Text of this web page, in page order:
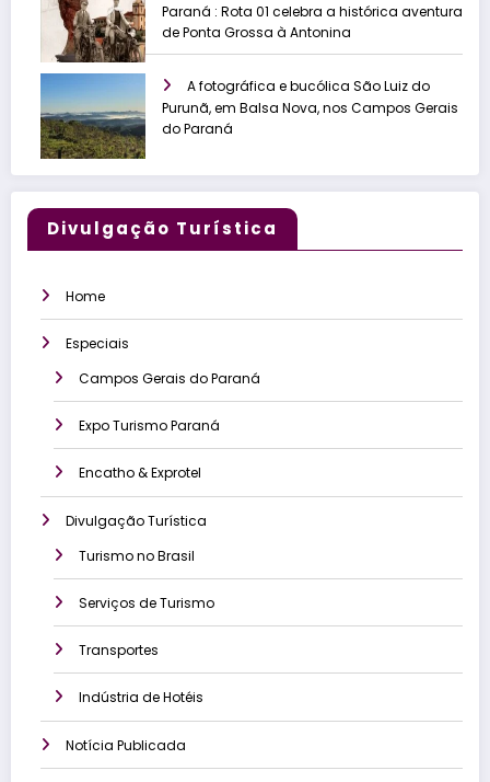
Paraná : Rota 01 celebra a histórica aventura
de Ponta Grossa à Antonina
A fotográfica e bucólica São Luiz do
Purunã, em Balsa Nova, nos Campos Gerais
do Paraná
Divulgação Turística
Home
Especiais
Campos Gerais do Paraná
Expo Turismo Paraná
Encatho & Exprotel
Divulgação Turística
Turismo no Brasil
Serviços de Turismo
Transportes
Indústria de Hotéis
Notícia Publicada